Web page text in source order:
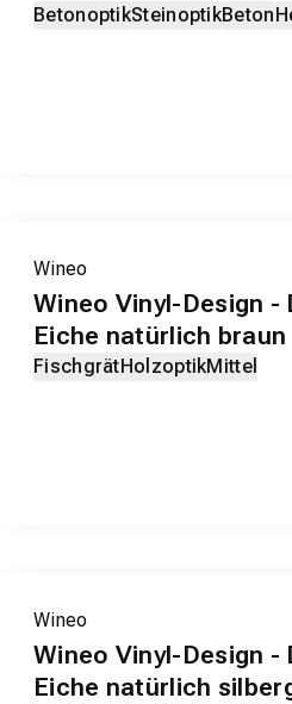
BetonoptikSteinoptikBeton
Wineo
Wineo Vinyl-Design -
Eiche natürlich
FischgrätHolzoptikMittel
Wineo
Wineo Vinyl-Design -
Eiche natürlich